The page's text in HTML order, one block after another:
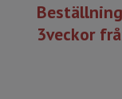
3veckor